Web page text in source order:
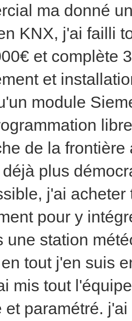
ma donné
KNX, j'ai failli
et complète
et
module
de la
plus
j'ai
pour y
une station
tout j'en suis
mis tout
et paramétré.